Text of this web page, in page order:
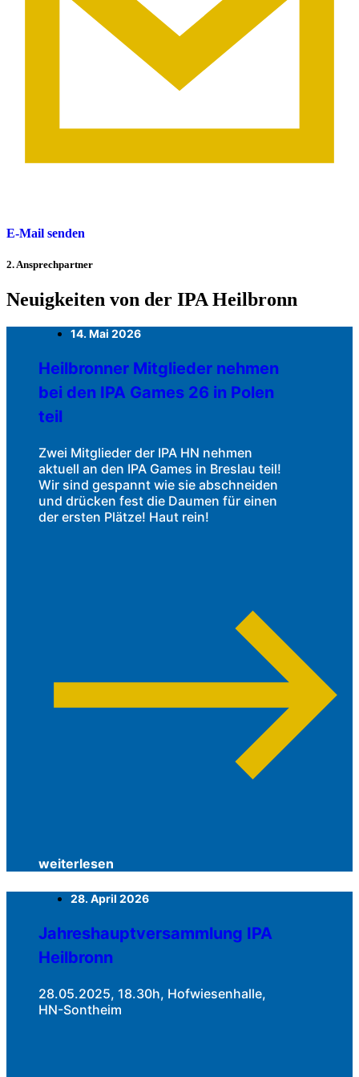
E-Mail senden
2. Ansprechpartner
Neuigkeiten von der IPA Heilbronn
14. Mai 2026
Heilbronner Mitglieder nehmen
bei den IPA Games 26 in Polen
teil
Zwei Mitglieder der IPA HN nehmen
aktuell an den IPA Games in Breslau teil!
Wir sind gespannt wie sie abschneiden
und drücken fest die Daumen für einen
der ersten Plätze! Haut rein!
weiterlesen
28. April 2026
Jahreshauptversammlung IPA
Heilbronn
28.05.2025, 18.30h, Hofwiesenhalle,
HN-Sontheim